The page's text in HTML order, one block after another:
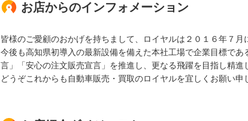
お店からのインフォメーション
皆様のご愛顧のおかげを持ちまして、ロイヤルは２０１６年７月
今後も高知県初導入の最新設備を備えた本社工場で企業目標で
言」「安心の注文販売宣言」を推進し、更なる飛躍を目指し精進
どうぞこれからも自動車販売・買取のロイヤルを宜しくお願い申